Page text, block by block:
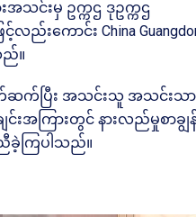
အသင်းမှ ဥက္ကဌ ဒုဥက္ကဌ
ည်းကောင်း China
ည်။
ဆက်ပြီး အသင်းသူ အသင်းသာ
းအကြားတွင် နားလည်မှုစာချွန်
ညီခဲ့ကြပါသည်။